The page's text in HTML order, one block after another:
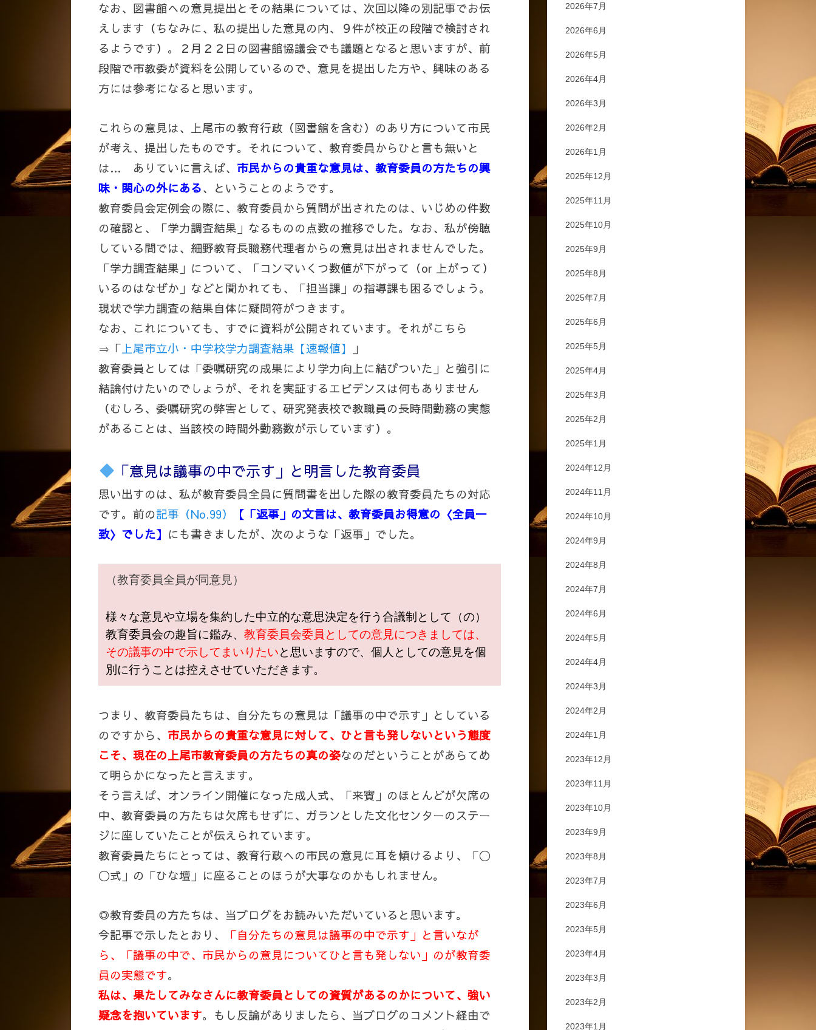
なお、図書館への意見提出とその結果については、次回以降の別記事でお伝
えします（ちなみに、私の提出した意見の内、９件が校正の段階で検討され
るようです）。２月２２日の図書館協議会でも議題となると思いますが、前
段階で市教委が資料を公開しているので、意見を提出した方や、興味のある
方には参考になると思います。
これらの意見は、上尾市の教育行政（図書館を含む）のあり方について市民
が考え、提出したものです。それについて、教育委員からひと言も無いと
は… ありていに言えば、 市民からの貴重な意見は、教育委員の方たちの興
味・関心の外にある、ということのようです。
教育委員会定例会の際に、教育委員から質問が出されたのは、いじめの件数
の確認と、「学力調査結果」なるものの点数の推移でした。なお、私が傍聴
している間では、細野教育長職務代理者からの意見は出されませんでした。
「学力調査結果」について、「コンマいくつ数値が下がって（or 上がって）
いるのはなぜか」などと聞かれても、「担当課」の指導課も困るでしょう。
現状で学力調査の結果自体に疑問符がつきます。
なお、これについても、すでに資料が公開されています。それがこちら
⇒「 上尾市立小・中学校学力調査結果【速報値】
」
教育委員としては「委嘱研究の成果により学力向上に結びついた」と強引に
結論付けたいのでしょうが、それを実証するエビデンスは何もありません
（むしろ、委嘱研究の弊害として、研究発表校で教職員の長時間勤務の実態
があることは、当該校の時間外勤務数が示しています）。
「意見は議事の中で示す」と明言した教育委員
思い出すのは、私が教育委員全員に質問書を出した際の教育委員たちの対応
です。前の記事（No.99）
【「返事」の文言は、教育委員お得意の〈全員一
致〉でした】 にも書きましたが、次のような「返事」でした。
（教育委員全員が同意見）
様々な意見や立場を集約した中立的な意思決定を行う合議制として（の）
教育委員会の趣旨に鑑み、 教育委員会委員としての意見につきましては、
その議事の中で示してまいりたいと思いますので、個人としての意見を個
別に行うことは控えさせていただきます。
つまり、教育委員たちは、自分たちの意見は「議事の中で示す」としている
のですから、 市民からの貴重な意見に対して、ひと言も発しないという態度
こそ、現在の上尾市教育委員の方たちの真の姿なのだということがあらてめ
て明らかになったと言えます。
そう言えば、オンライン開催になった成人式、「来賓」のほとんどが欠席の
中、教育委員の方たちは欠席もせずに、ガランとした文化センターのステー
ジに座していたことが伝えられています。
教育委員たちにとっては、教育行政への市民の意見に耳を傾けるより、「〇
〇式」の「ひな壇」に座ることのほうが大事なのかもしれません。
◎教育委員の方たちは、当ブログをお読みいただいていると思います。
今記事で示したとおり、
「自分たちの意見は議事の中で示す」と言いなが
ら、「議事の中で、市民からの意見についてひと言も発しない」のが教育委
員の実態です。
私は、果たしてみなさんに教育委員としての資質があるのかについて、強い
疑念を抱いています。もし反論がありましたら、当ブログのコメント経由で
2026年7月
2026年6月
2026年5月
2026年4月
2026年3月
2026年2月
2026年1月
2025年12月
2025年11月
2025年10月
2025年9月
2025年8月
2025年7月
2025年6月
2025年5月
2025年4月
2025年3月
2025年2月
2025年1月
2024年12月
2024年11月
2024年10月
2024年9月
2024年8月
2024年7月
2024年6月
2024年5月
2024年4月
2024年3月
2024年2月
2024年1月
2023年12月
2023年11月
2023年10月
2023年9月
2023年8月
2023年7月
2023年6月
2023年5月
2023年4月
2023年3月
2023年2月
2023年1月